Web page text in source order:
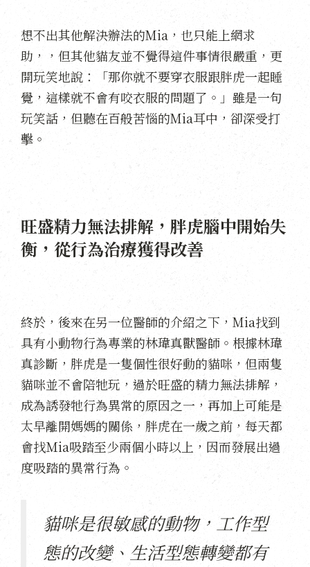
想不出其他解決辦法的Mia，也只能上網求
助，，但其他貓友並不覺得這件事情很嚴重，更
開玩笑地說：「那你就不要穿衣服跟胖虎一起睡
覺，這樣就不會有咬衣服的問題了。」雖是一句
玩笑話，但聽在百般苦惱的Mia耳中，卻深受打
擊。
旺盛精力無法排解，胖虎腦中開始失
衡，從行為治療獲得改善
終於，後來在另一位醫師的介紹之下，Mia找到
具有小動物行為專業的林瑋真獸醫師。根據林瑋
真診斷，胖虎是一隻個性很好動的貓咪，但兩隻
貓咪並不會陪牠玩，過於旺盛的精力無法排解，
成為誘發牠行為異常的原因之一，再加上可能是
太早離開媽媽的關係，胖虎在一歲之前，每天都
會找Ｍia吸踏至少兩個小時以上，因而發展出過
度吸踏的異常行為。
貓咪是很敏感的動物，工作型
態的改變、生活型態轉變都有